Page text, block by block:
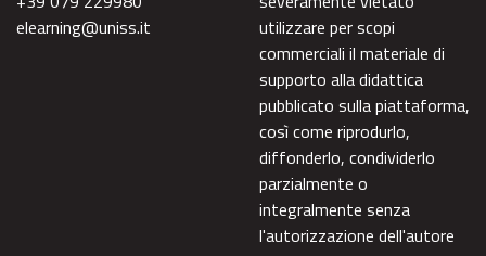
elearning@uniss.it
utilizzare per scopi
commerciali il materiale di
supporto alla didattica
pubblicato sulla piattaforma,
così come riprodurlo,
diffonderlo, condividerlo
parzialmente o
integralmente senza
l'autorizzazione dell'autore